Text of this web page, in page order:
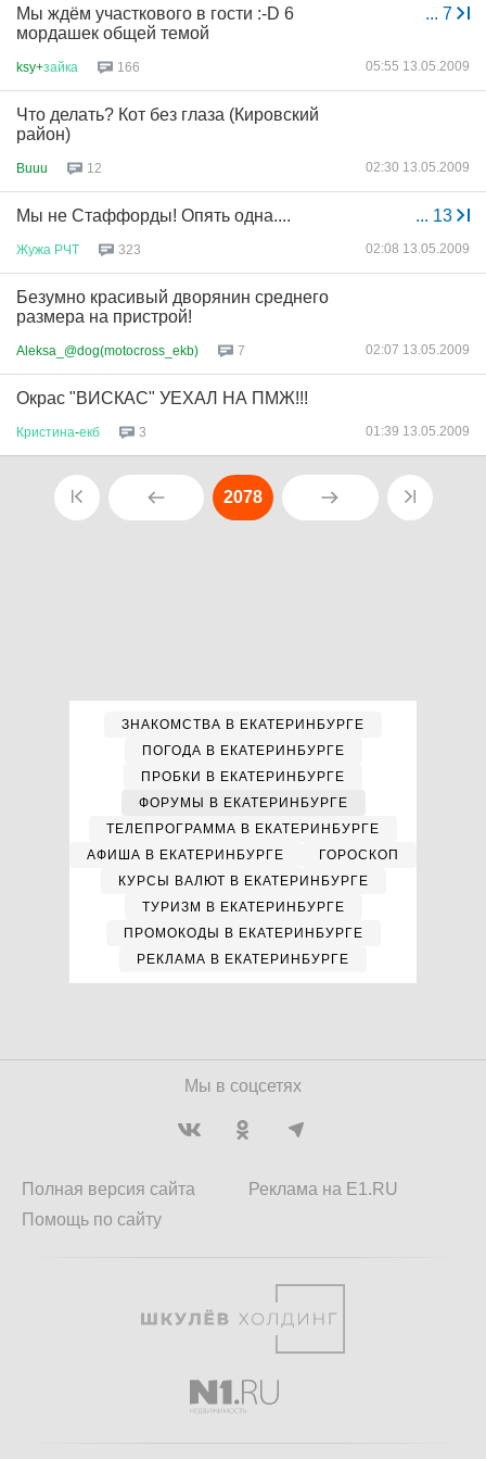
... 7
Мы ждём участкового в гости :-D 6
мордашек общей темой
ksy+зайка 166 05:55 13.05.2009
Что делать? Кот без глаза (Кировский
район)
Buuu 12 02:30 13.05.2009
... 13
Мы не Стаффорды! Опять одна....
Жужа РЧТ 323 02:08 13.05.2009
Безумно красивый дворянин среднего
размера на пристрой!
Aleksa_@dog(motocross_ekb) 7 02:07 13.05.2009
Окрас "ВИСКАС" УЕХАЛ НА ПМЖ!!!
Кристина-екб 3 01:39 13.05.2009
2078
ЗНАКОМСТВА В ЕКАТЕРИНБУРГЕ
ПОГОДА В ЕКАТЕРИНБУРГЕ
ПРОБКИ В ЕКАТЕРИНБУРГЕ
ФОРУМЫ В ЕКАТЕРИНБУРГЕ
ТЕЛЕПРОГРАММА В ЕКАТЕРИНБУРГЕ
АФИША В ЕКАТЕРИНБУРГЕ
ГОРОСКОП
КУРСЫ ВАЛЮТ В ЕКАТЕРИНБУРГЕ
ТУРИЗМ В ЕКАТЕРИНБУРГЕ
ПРОМОКОДЫ В ЕКАТЕРИНБУРГЕ
РЕКЛАМА В ЕКАТЕРИНБУРГЕ
Мы в соцсетях
Полная версия сайта
Помощь по сайту
Реклама на E1.RU